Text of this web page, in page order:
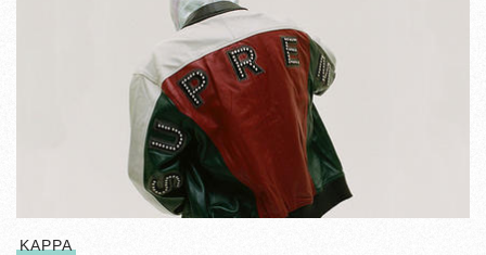
KAPPA